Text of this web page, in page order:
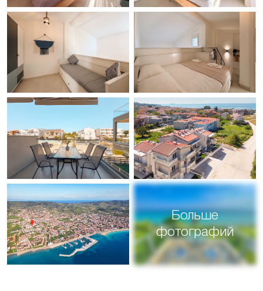
Больше
фотографий